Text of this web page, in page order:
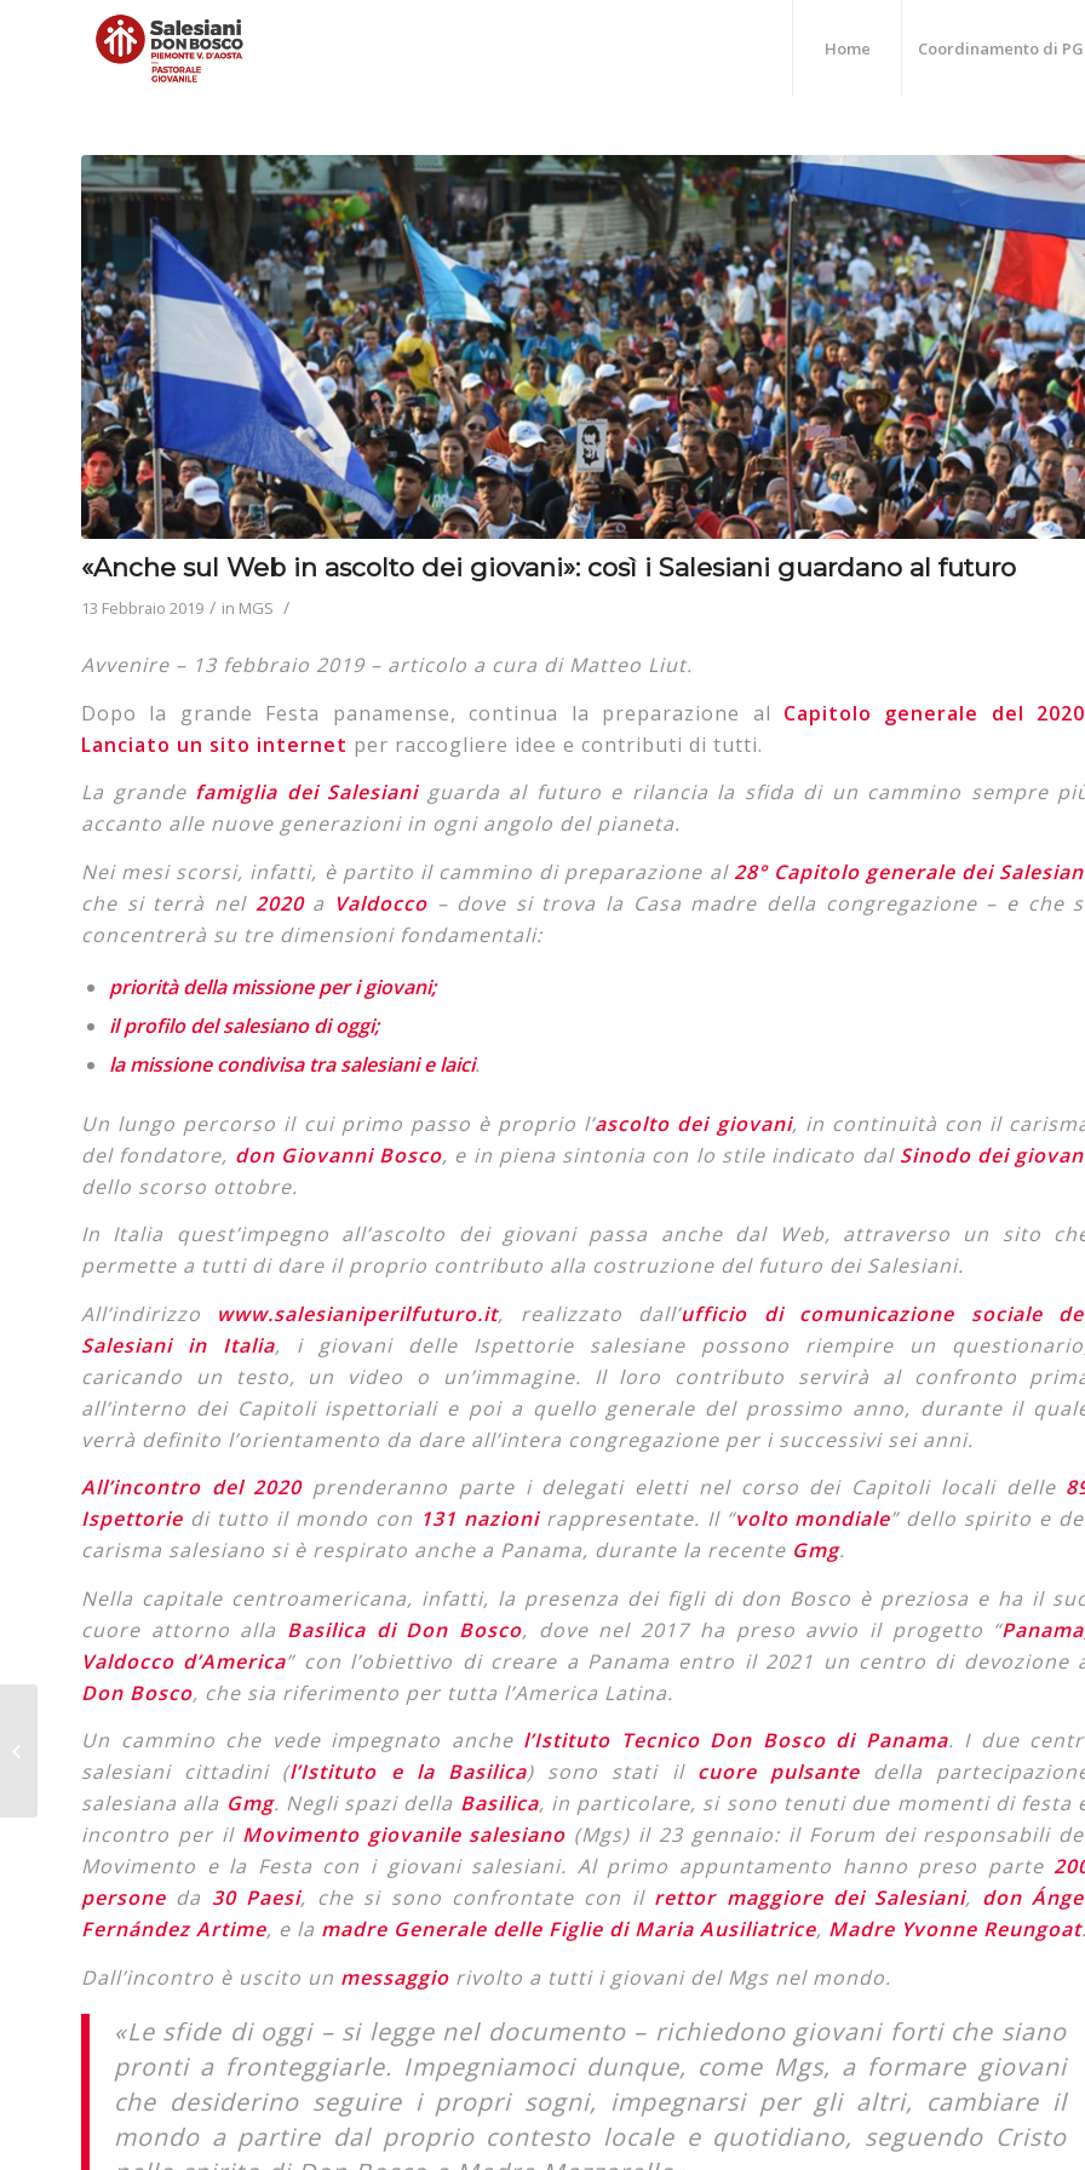
Home Coordinamento di PG
«Anche sul Web in ascolto dei giovani»: così i Salesiani guardano al futuro
13 Febbraio 2019 / in MGS /
Avvenire – 13 febbraio 2019 – articolo a cura di Matteo Liut.
Dopo la grande Festa panamense, continua la preparazione al Capitolo generale del 2020
Lanciato un sito internet per raccogliere idee e contributi di tutti.
La grande famiglia dei Salesianiguarda al futuro e rilancia la sfida di un cammino sempre
accanto alle nuove generazioni in ogni angolo del pianeta.
Nei mesi scorsi, infatti, è partito il cammino di preparazione al28° Capitolo generale dei
che si terrà nel 2020a Valdocco– dove si trova la Casa madre della congregazione – e che
concentrerà su tre dimensioni fondamentali:
priorità della missione per i giovani;
il profilo del salesiano di oggi;
la missione condivisa tra salesiani e laici.
Un lungo percorso il cui primo passo è proprio l’ascolto dei giovani, in continuità con il
del fondatore, don Giovanni Bosco, e in piena sintonia con lo stile indicato dal Sinodo dei
dello scorso ottobre.
In Italia quest’impegno all’ascolto dei giovani passa anche dal Web, attraverso un sito
permette a tutti di dare il proprio contributo alla costruzione del futuro dei Salesiani.
All’indirizzo www.salesianiperilfuturo.it, realizzato dall’ufficio di comunicazione sociale
Salesiani in Italia, i giovani delle Ispettorie salesiane possono riempire un
caricando un testo, un video o un’immagine. Il loro contributo servirà al confronto
all’interno dei Capitoli ispettoriali e poi a quello generale del prossimo anno, durante il
verrà definito l’orientamento da dare all’intera congregazione per i successivi sei anni.
All’incontro del 2020prenderanno parte i delegati eletti nel corso dei Capitoli locali delle
Ispettorie di tutto il mondo con 131 nazionirappresentate. Il “volto mondiale” dello spirito e
carisma salesiano si è respirato anche a Panama, durante la recente Gmg.
Nella capitale centroamericana, infatti, la presenza dei figli di don Bosco è preziosa e ha il
cuore attorno alla Basilica di Don Bosco, dove nel 2017 ha preso avvio il progetto “
Valdocco d’America” con l’obiettivo di creare a Panama entro il 2021 un centro di devozione
Don Bosco, che sia riferimento per tutta l’America Latina.
Un cammino che vede impegnato anche l’Istituto Tecnico Don Bosco di Panama. I due
salesiani cittadini (l’Istituto e la Basilica) sono stati il cuore pulsantedella
salesiana alla Gmg. Negli spazi della Basilica, in particolare, si sono tenuti due momenti di festa
incontro per il Movimento giovanile salesiano (Mgs) il 23 gennaio: il Forum dei responsabili
Movimento e la Festa con i giovani salesiani. Al primo appuntamento hanno preso parte
persone da 30 Paesi, che si sono confrontate con il rettor maggiore dei Salesiani, don
Fernández Artime, e la madre Generale delle Figlie di Maria Ausiliatrice, Madre Yvonne Reungoat.
Dall’incontro è uscito un messaggio rivolto a tutti i giovani del Mgs nel mondo.
«Le sfide di oggi – si legge nel documento – richiedono giovani forti che siano
pronti a fronteggiarle. Impegniamoci dunque, come Mgs, a formare giovani
che desiderino seguire i propri sogni, impegnarsi per gli altri, cambiare il
mondo a partire dal proprio contesto locale e quotidiano, seguendo Cristo
L’Italia ricambia
l’ospitalità di Panama